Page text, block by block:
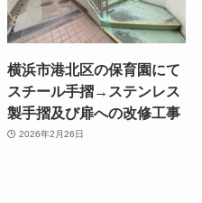
横浜市港北区の保育園にて
スチール手摺→ステンレス
製手摺及び扉への改修工事
2026年2月26日